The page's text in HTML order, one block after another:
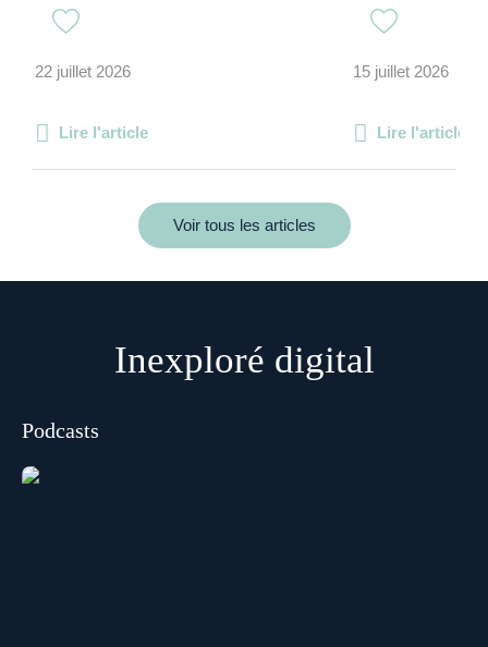
22 juillet 2026
Lire l'article
15 juillet 2026
Lire l'article
Voir tous les articles
Inexploré digital
Podcasts